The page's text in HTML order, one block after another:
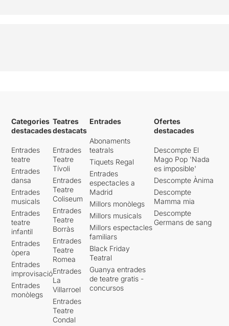
Categories
destacades
Entrades
teatre
Entrades
dansa
Entrades
musicals
Entrades
teatre
infantil
Entrades
òpera
Entrades
improvisació
Entrades
monòlegs
Teatres
destacats
Entrades
Teatre
Tívoli
Entrades
Teatre
Coliseum
Entrades
Teatre
Borràs
Entrades
Teatre
Romea
Entrades
La
Villarroel
Entrades
Teatre
Condal
Entrades
Abonaments
teatrals
Tiquets Regal
Entrades
espectacles a
Madrid
Millors monòlegs
Millors musicals
Millors espectacles
familiars
Black Friday
Teatral
Guanya entrades
de teatre gratis -
concursos
Ofertes
destacades
Descompte El
Mago Pop 'Nada
es imposible'
Descompte Ànima
Descompte
Mamma mia
Descompte
Germans de sang